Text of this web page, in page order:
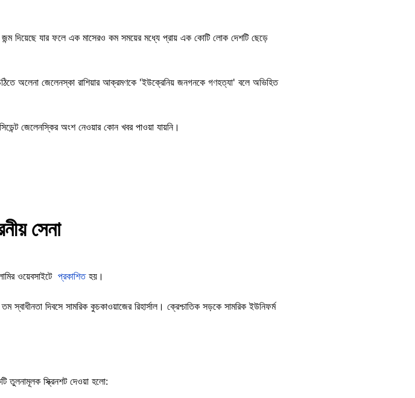
জন্ম দিয়েছে যার ফলে এক মাসেরও কম সময়ের মধ্যে প্রায় এক কোটি লোক দেশটি ছেড়ে
অলেনা জেলেনস্কা রাশিয়ার আক্রমণকে 'ইউক্রেনিয় জনগনকে গণহত্যা' বলে অভিহিত
জেলেনস্কির অংশ নেওয়ার কোন খবর পাওয়া যায়নি।
সেনা
ওয়েবসাইটে প্রকাশিত হয়।
দিবসে সামরিক কুচকাওয়াজের রিহার্সাল। ক্রেশ্চাতিক সড়কে সামরিক ইউনিফর্ম
তুলনামূলক স্ক্রিনশট দেওয়া হলো: